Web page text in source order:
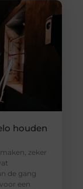
houden
zeker
de gang
een